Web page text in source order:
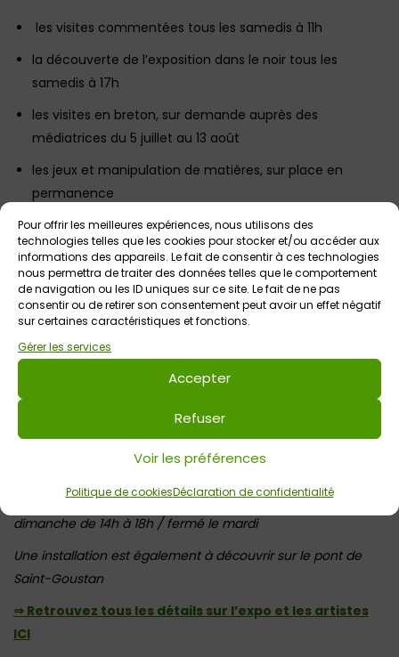
Pour offrir les meilleures expériences, nous utilisons des
technologies telles que les cookies pour stocker et/ou accéder aux
informations des appareils. Le fait de consentir à ces technologies
nous permettra de traiter des données telles que le comportement
de navigation ou les ID uniques sur ce site. Le fait de ne pas
consentir ou de retirer son consentement peut avoir un effet négatif
sur certaines caractéristiques et fonctions.
Gérer les services
Accepter
Refuser
Voir les préférences
Politique de cookiesDéclaration de confidentialité
les visites commentées tous les samedis à 11h
la découverte de l’exposition dans le noir tous les
samedis à 17h
les visites en breton, sur demande auprès des
médiatrices du 5 juillet au 13 août
les jeux et manipulation de matières, sur place en
permanence
la visite de l’expo en nocturne le samedi 21 juin jusqu’à
22h à l’occasion de la Fête de la musique
le rendez-vous contes jeudi 17 juillet à 18h30 –inscription
en ligne ICI
imaginaire » samedi 19 juillet à 10h et 14h –inscription en
les visites en présence des artistes dimanche 20 et lundi
21 juillet aux heures d’ouverture de l’exposition
Du lundi au samedi de 10h30 à 12h et 14h à 18h / le
dimanche de 14h à 18h / fermé le mardi
Une installation est également à découvrir sur le pont de
Saint-Goustan
⇒ Retrouvez tous les détails sur l’expo et les artistes
ICI